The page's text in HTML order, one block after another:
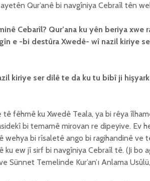
Qur’anê bi navgîniya Cebraîl tên
Cebarîl? Qur’ana ku yên beriya xwe
e -bi destûra Xwedê- wî nazil kiriye
kiriye ser dilê te da ku tu bibî ji hiş
fêhmê ku Xwedê Teala, ya bi rêya
bi temamê mirovan re dipeyive. Ev
wehya bi rîsaletê ango bi ragihandinê ve
ew jî sirf bi navgîniya Cebraîl tê. (Ji bo
Sünnet Temelinde Kur’an’ı Anlama